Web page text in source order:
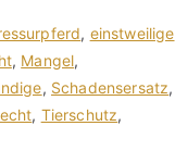
, einstweilige
, Mangel,
, Schadensersatz,
, Tierschutz,